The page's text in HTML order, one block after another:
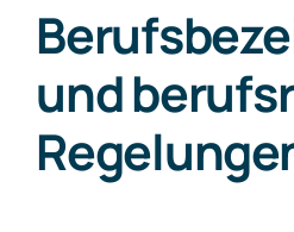
und